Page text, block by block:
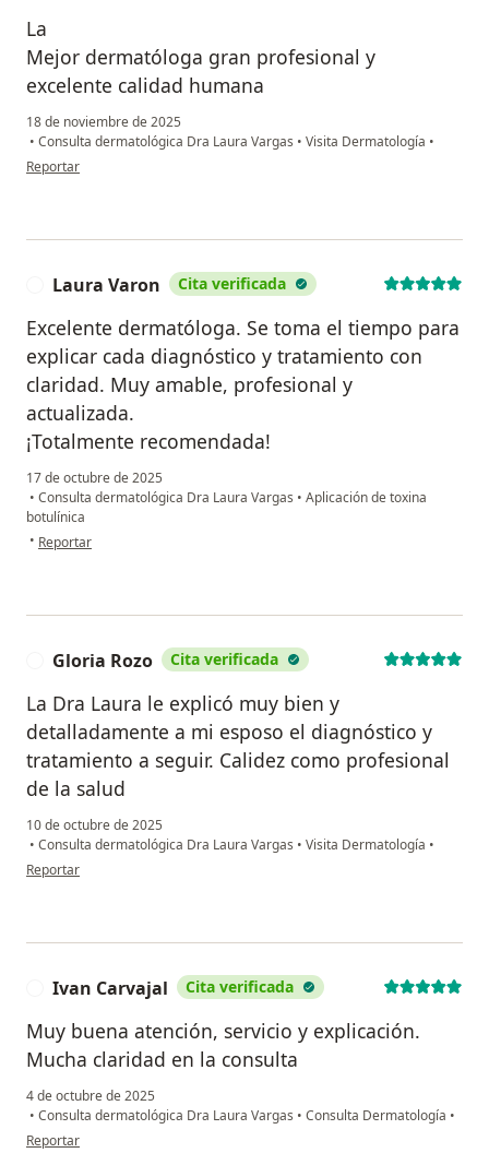
La
Mejor dermatóloga gran profesional y
excelente calidad humana
18 de noviembre de 2025
• Consulta dermatológica Dra Laura Vargas • Visita Dermatología •
en opinión del usuario Luisa amado
Reportar
Laura Varon Cita verificada
Excelente dermatóloga. Se toma el tiempo para
explicar cada diagnóstico y tratamiento con
claridad. Muy amable, profesional y
actualizada.
¡Totalmente recomendada!
17 de octubre de 2025
• Consulta dermatológica Dra Laura Vargas • Aplicación de toxina
botulínica
• en opinión del usuario Laura Varon
Reportar
Gloria Rozo Cita verificada
La Dra Laura le explicó muy bien y
detalladamente a mi esposo el diagnóstico y
tratamiento a seguir. Calidez como profesional
de la salud
10 de octubre de 2025
• Consulta dermatológica Dra Laura Vargas • Visita Dermatología •
en opinión del usuario Gloria Rozo
Reportar
Ivan Carvajal Cita verificada
Muy buena atención, servicio y explicación.
Mucha claridad en la consulta
4 de octubre de 2025
• Consulta dermatológica Dra Laura Vargas • Consulta Dermatología •
en opinión del usuario Ivan Carvajal
Reportar